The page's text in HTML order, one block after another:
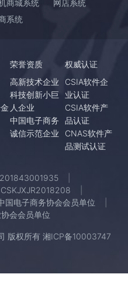
商城系统
网店系统
系统
荣誉资质
高新技术企业
科技创新小巨
人企业
中国电子商务
诚信示范企业
权威认证
CSIA软件企
业认证
CSIA软件产
品认证
CNAS软件产
品测试认证
国电子商务协会会员单位
会会员单位
版权所有 湘ICP备10003747